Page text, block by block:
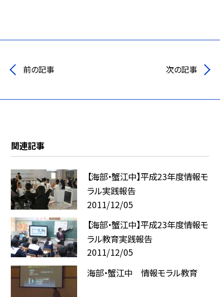
前の記事 次の記事
関連記事
【海部・蟹江中】平成23年度情報モ
ラル実践報告
2011/12/05
【海部・蟹江中】平成23年度情報モ
ラル教育実践報告
2011/12/05
海部・蟹江中 情報モラル教育